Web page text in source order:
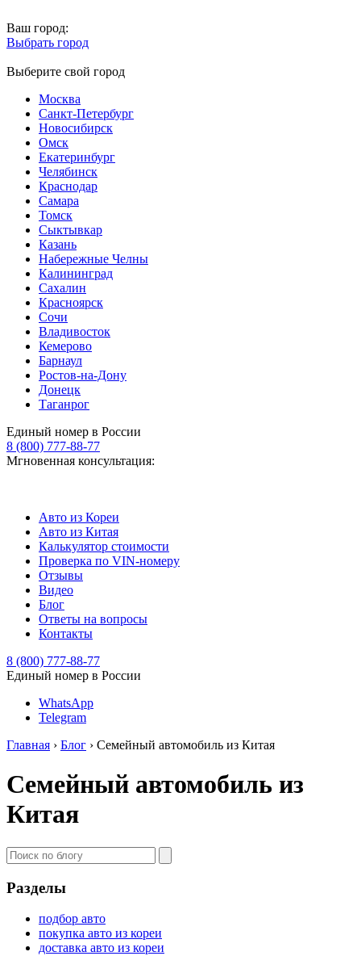
Ваш город:
Выбрать город
Выберите свой город
Москва
Санкт-Петербург
Новосибирск
Омск
Екатеринбург
Челябинск
Краснодар
Самара
Томск
Сыктывкар
Казань
Набережные Челны
Калининград
Сахалин
Красноярск
Сочи
Владивосток
Кемерово
Барнаул
Ростов-на-Дону
Донецк
Таганрог
Единый номер в России
8 (800) 777-88-77
Мгновенная консультация:
Авто из Кореи
Авто из Китая
Калькулятор стоимости
Проверка по VIN-номеру
Отзывы
Видео
Блог
Ответы на вопросы
Контакты
8 (800) 777-88-77
Единый номер в России
WhatsApp
Telegram
Главная › Блог › Семейный автомобиль из Китая
Семейный автомобиль из
Китая
Разделы
подбор авто
покупка авто из кореи
доставка авто из кореи